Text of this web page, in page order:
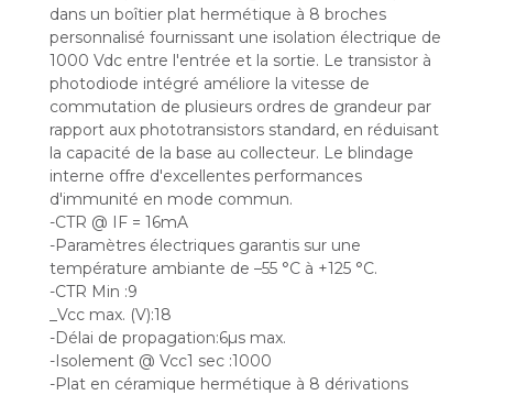
dans un boîtier plat hermétique à 8 broches
personnalisé fournissant une isolation électrique de
1000 Vdc entre l'entrée et la sortie. Le transistor à
photodiode intégré améliore la vitesse de
commutation de plusieurs ordres de grandeur par
rapport aux phototransistors standard, en réduisant
la capacité de la base au collecteur. Le blindage
interne offre d'excellentes performances
d'immunité en mode commun.
-CTR @ IF = 16mA
-Paramètres électriques garantis sur une
température ambiante de –55 °C à +125 °C.
-CTR Min :9
_Vcc max. (V):18
-Délai de propagation:6µs max.
-Isolement @ Vcc1 sec :1000
-Plat en céramique hermétique à 8 dérivations